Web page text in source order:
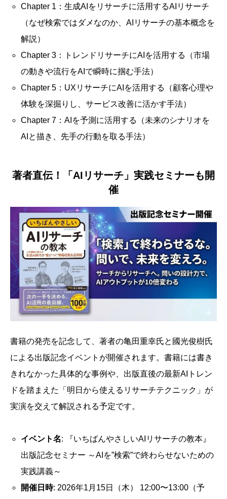
Chapter 1：生成AIをリサーチに活用するAIリサーチ
（なぜ検索ではダメなのか、AIリサーチの基本概念を
解説）
Chapter 3：トレンドリサーチにAIを活用する（市場
の動きや流行をAIで瞬時に掴む手法）
Chapter 5：UXリサーチにAIを活用する（顧客心理や
体験を深掘りし、サービス改善に活かす手法）
Chapter 7：AIを予測に活用する（未来のシナリオを
AIと描き、先手の行動を取る手法）
著者直伝！「AIリサーチ」実践セミナーも開
催
書籍の発売を記念して、著者の亀田重幸氏と國光俊樹氏
による出版記念イベントが開催されます。書籍には書き
きれなかった具体的な事例や、出版直後の最新AIトレン
ドを踏まえた「明日から使えるリサーチテクニック」が
実演を交えて解説される予定です。
イベント名: 『いちばんやさしいAIリサーチの教本』
出版記念セミナー ～AIを”検索”で終わらせないための
実践講義～
開催日時: 2026年1月15日（木） 12:00〜13:00（予